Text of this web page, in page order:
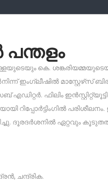
പന്തളം
കെ.
ഇംഗ്ലീഷിൽ മാസ്റ്റേഴ്‌സ്
ഫിലിം
റിപ്പോർട്ടിംഗിൽ
ദൂരദർശനിൽ ഏറ്റവും
ചന്ദ്രിക.